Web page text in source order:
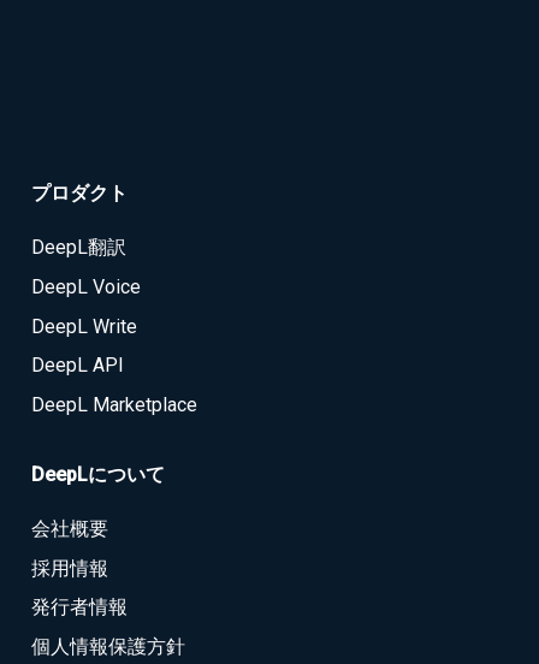
プロダクト
DeepL翻訳
DeepL Voice
DeepL Write
DeepL API
DeepL Marketplace
DeepLについて
会社概要
採用情報
発行者情報
個人情報保護方針